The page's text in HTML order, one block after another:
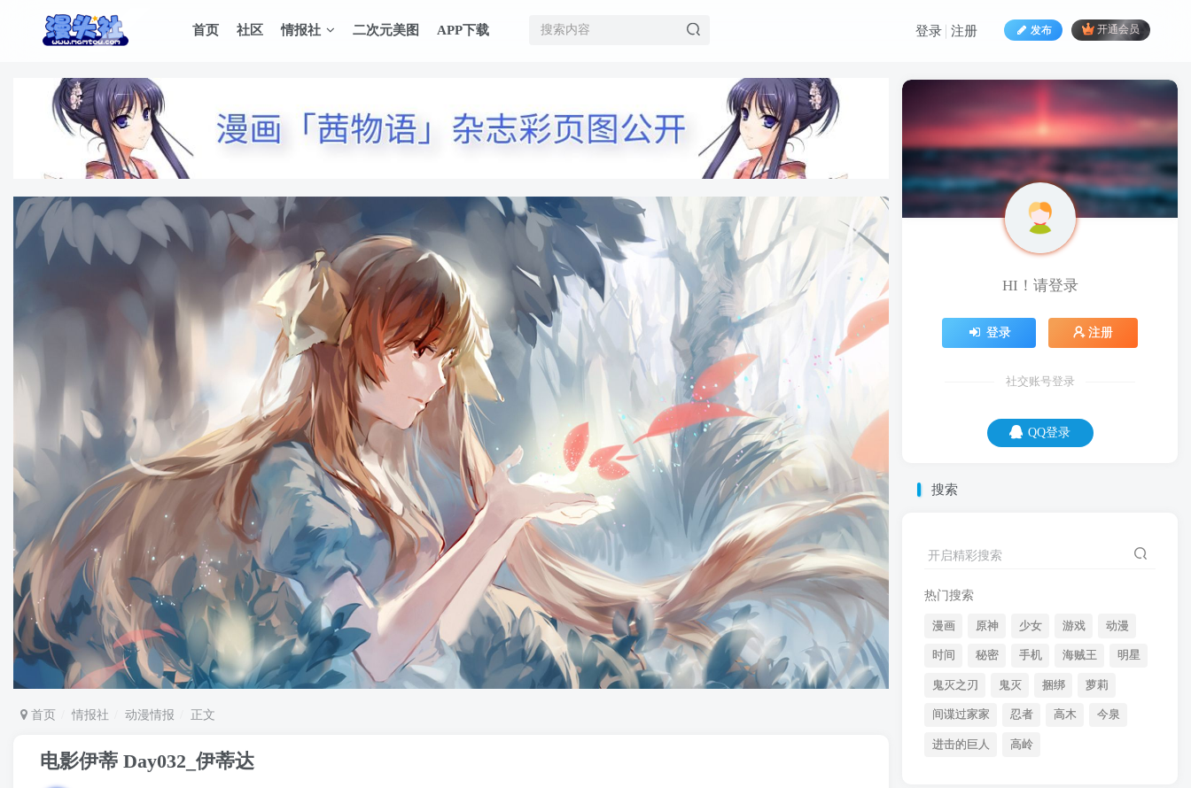
首页 社区 情报社 二次元美图 APP下载 发布 开通会员
登录 注册
首页 情报社 动漫情报 正文
电影伊蒂 Day032_伊蒂达
HI！请登录
登录 注册
社交账号登录
QQ登录
搜索
开启精彩搜索
热门搜索
漫画 原神 少女 游戏 动漫
时间 秘密 手机 海贼王 明星
鬼灭之刃 鬼灭 捆绑 萝莉
间谍过家家 忍者 高木 今泉
进击的巨人 高岭
HI！请登录
登录 注册
社交账号登录
QQ登录
为什么在学校，一上课就想睡觉？因为学